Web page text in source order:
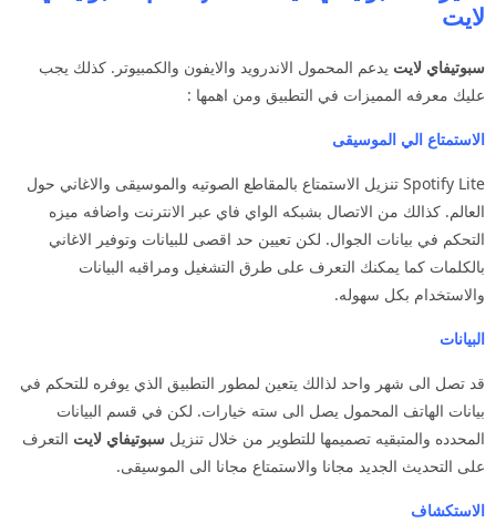
لايت
سبوتيفاي لايت يدعم المحمول الاندرويد والايفون والكمبيوتر. كذلك يجب
عليك معرفه المميزات في التطبيق ومن اهمها :
الاستمتاع الي الموسيقى
Spotify Lite تنزيل الاستمتاع بالمقاطع الصوتيه والموسيقى والاغاني حول
العالم. كذالك من الاتصال بشبكه الواي فاي عبر الانترنت واضافه ميزه
التحكم في بيانات الجوال. لكن تعيين حد اقصى للبيانات وتوفير الاغاني
بالكلمات كما يمكنك التعرف على طرق التشغيل ومراقبه البيانات
والاستخدام بكل سهوله.
البيانات
قد تصل الى شهر واحد لذالك يتعين لمطور التطبيق الذي يوفره للتحكم في
بيانات الهاتف المحمول يصل الى سته خيارات. لكن في قسم البيانات
المحدده والمتبقيه تصميمها للتطوير من خلال تنزيل سبوتيفاي لايت التعرف
على التحديث الجديد مجانا والاستمتاع مجانا الى الموسيقى.
الاستكشاف